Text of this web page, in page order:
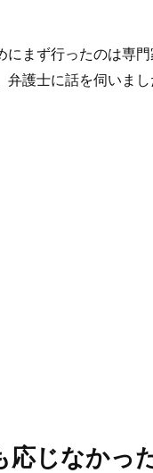
にまず行ったのは専
護士に話を伺いまし
応じなかっ